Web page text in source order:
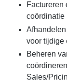
Factureren
coördinatie
voor tijdige
Beheren
Sales/